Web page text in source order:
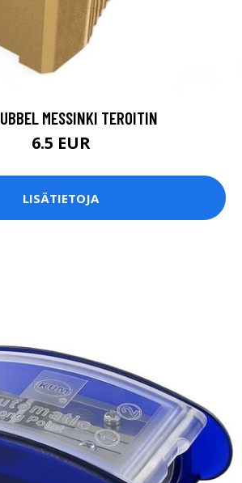
MESSINKI TEROITIN
6.5 EUR
LISÄTIETOJA